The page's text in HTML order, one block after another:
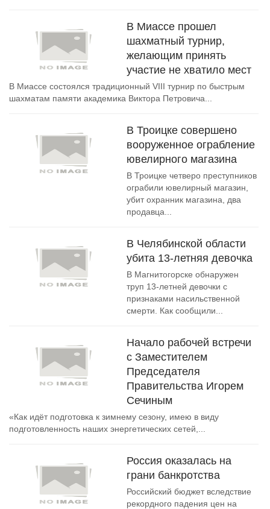
В Миассе прошел
шахматный турнир,
желающим принять
участие не хватило мест
В Миассе состоялся традиционный VIII турнир по быстрым
шахматам памяти академика Виктора Петровича...
В Троицке совершено
вооруженное ограбление
ювелирного магазина
В Троицке четверо преступников
ограбили ювелирный магазин,
убит охранник магазина, два
продавца...
В Челябинской области
убита 13-летняя девочка
В Магнитогорске обнаружен
труп 13-летней девочки с
признаками насильственной
смерти. Как сообщили...
Начало рабочей встречи
с Заместителем
Председателя
Правительства Игорем
Сечиным
«Как идёт подготовка к зимнему сезону, имею в виду
подготовленность наших энергетических сетей,...
Россия оказалась на
грани банкротства
Российский бюджет вследствие
рекордного падения цен на